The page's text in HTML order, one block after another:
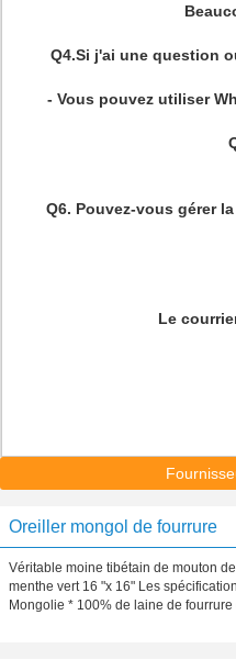
Q4.Si j'ai une question
- Vous pouvez utiliser
Q6. Pouvez-vous gérer
Le
Oreiller mongol de fourrure
Véritable moine tibétain de mouton
menthe vert 16 "x 16" Les
Mongolie * 100% de laine de fourrure